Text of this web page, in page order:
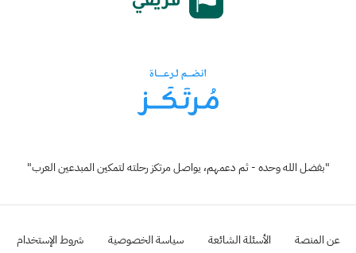
"بفضل الله وحده - ثم دعمهم، يواصل مرتكز رحلته لتمكين المبدعين العرب"
عن المنصة الأسئلة الشائعة سياسة الخصوصية شروط الإستخدام